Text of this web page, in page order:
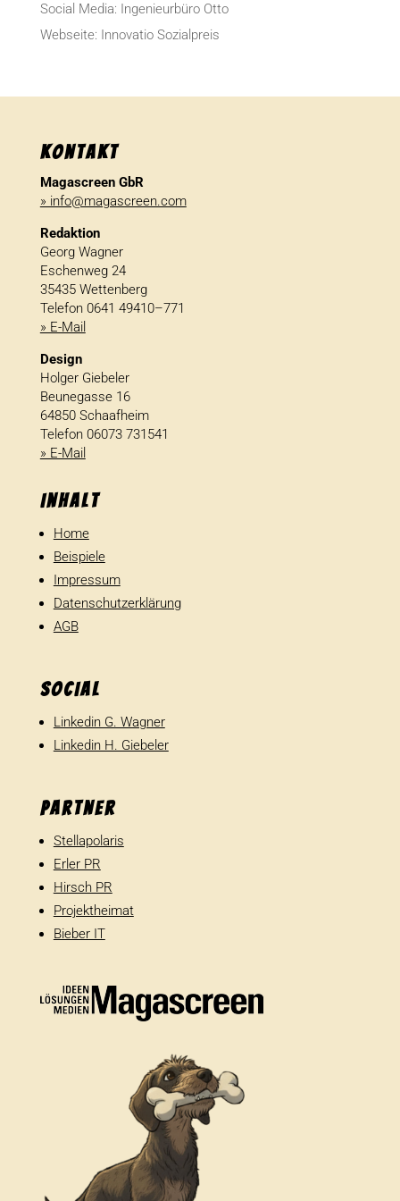
Social Media: Inge­nieur­büro Otto
Webseite: Inno­vatio Sozialpreis
Kontakt
Magascreen GbR
» info@magascreen.com
Redaktion
Georg Wagner
Eschenweg 24
35435 Wettenberg
Telefon 0641 49410–771
» E-Mail
Design
Holger Giebeler
Beunegasse 16
64850 Schaafheim
Telefon 06073 731541
» E-Mail
Inhalt
Home
Beispiele
Impressum
Datenschutzerklärung
AGB
SOCIAL
Linkedin G. Wagner
Linkedin H. Giebeler
Partner
Stellapolaris
Erler PR
Hirsch PR
Projektheimat
Bieber IT